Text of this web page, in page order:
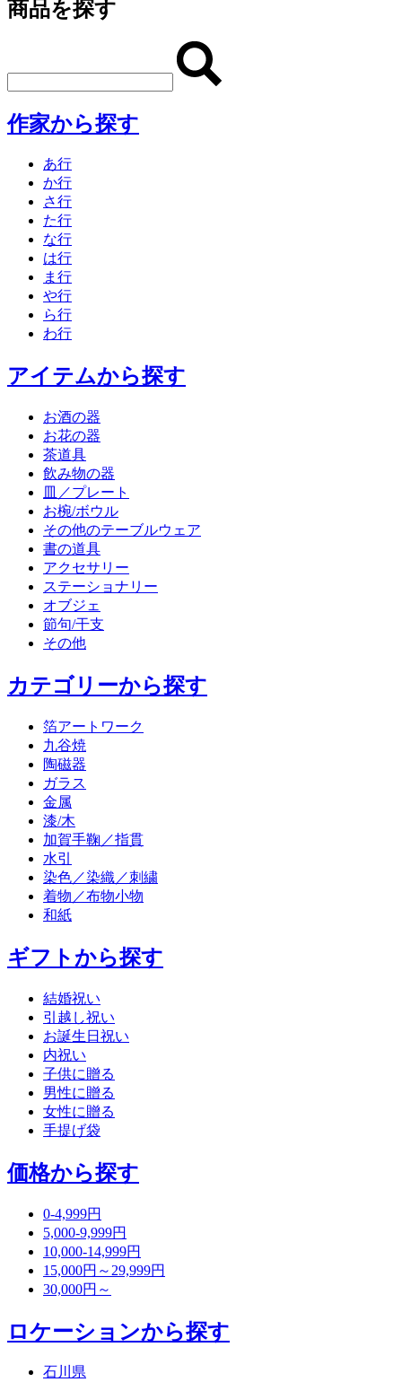
商品を探す
作家から探す
あ行
か行
さ行
た行
な行
は行
ま行
や行
ら行
わ行
アイテムから探す
お酒の器
お花の器
茶道具
飲み物の器
皿／プレート
お椀/ボウル
その他のテーブルウェア
書の道具
アクセサリー
ステーショナリー
オブジェ
節句/干支
その他
カテゴリーから探す
箔アートワーク
九谷焼
陶磁器
ガラス
金属
漆/木
加賀手鞠／指貫
水引
染色／染織／刺繍
着物／布物小物
和紙
ギフトから探す
結婚祝い
引越し祝い
お誕生日祝い
内祝い
子供に贈る
男性に贈る
女性に贈る
手提げ袋
価格から探す
0-4,999円
5,000-9,999円
10,000-14,999円
15,000円～29,999円
30,000円～
ロケーションから探す
石川県